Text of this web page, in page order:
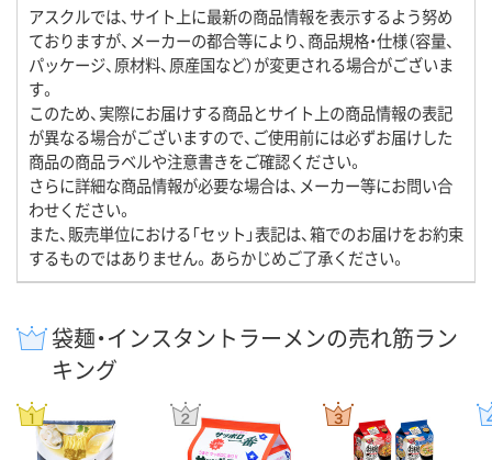
アスクルでは、サイト上に最新の商品情報を表示するよう努め
ておりますが、メーカーの都合等により、商品規格・仕様（容量、
パッケージ、原材料、原産国など）が変更される場合がございま
す。
このため、実際にお届けする商品とサイト上の商品情報の表記
が異なる場合がございますので、ご使用前には必ずお届けした
商品の商品ラベルや注意書きをご確認ください。
さらに詳細な商品情報が必要な場合は、メーカー等にお問い合
わせください。
また、販売単位における「セット」表記は、箱でのお届けをお約束
するものではありません。あらかじめご了承ください。
袋麺・インスタントラーメンの売れ筋ラン
キング